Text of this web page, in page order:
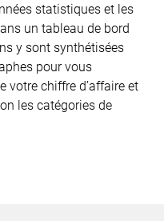
statistiques et les
un tableau de bord
y sont synthétisées
pour vous
votre chiffre d’affaire et
les catégories de